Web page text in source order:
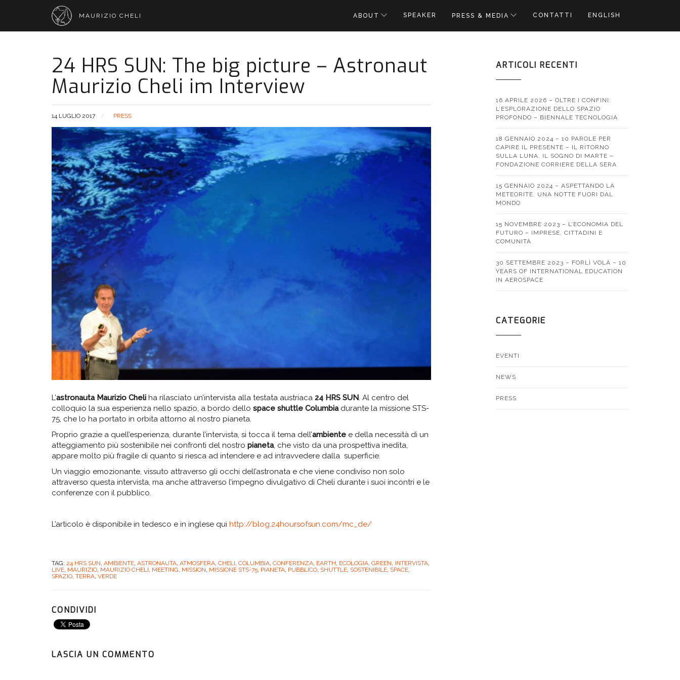
MAURIZIO CHELI ABOUT SPEAKER PRESS & MEDIA CONTATTI ENGLISH
24 HRS SUN: The big picture – Astronaut
Maurizio Cheli im Interview
14 LUGLIO 2017 PRESS
L’astronauta Maurizio Cheli ha rilasciato un’intervista alla testata austriaca 24 HRS SUN. Al centro del
colloquio la sua esperienza nello spazio, a bordo dello space shuttle Columbiadurante la missione STS-
75, che lo ha portato in orbita attorno al nostro pianeta.
Proprio grazie a quell’esperienza, durante l’intervista, si tocca il tema dell’ambiente e della necessità di un
atteggiamento più sostenibile nei confronti del nostro pianeta, che visto da una prospettiva inedita,
appare molto più fragile di quanto si riesca ad intendere e ad intravvedere dalla superficie.
Un viaggio emozionante, vissuto attraverso gli occhi dell’astronata e che viene condiviso non solo
attraverso questa intervista, ma anche attraverso l’impegno divulgativo di Cheli durante i suoi incontri e le
conferenze con il pubblico.
L’articolo è disponibile in tedesco e in inglese qui http://blog.24hoursofsun.com/mc_de/
TAG: 24 HRS SUN AMBIENTE ASTRONAUTA ATMOSFERA CHELI COLUMBIA CONFERENZA EARTH ECOLOGIA GREEN INTERVISTA
LIVE MAURIZIO MAURIZIO CHELI MEETING MISSION MISSIONE STS-75 PIANETA PUBBLICO SHUTTLE SOSTENIBILE SPACE
SPAZIO TERRA VERDE
CONDIVIDI
LASCIA UN COMMENTO
ARTICOLI RECENTI
16 APRILE 2026 – OLTRE I CONFINI:
L’ESPLORAZIONE DELLO SPAZIO
PROFONDO – BIENNALE TECNOLOGIA
18 GENNAIO 2024 – 10 PAROLE PER
CAPIRE IL PRESENTE – IL RITORNO
SULLA LUNA, IL SOGNO DI MARTE –
FONDAZIONE CORRIERE DELLA SERA
15 GENNAIO 2024 – ASPETTANDO LA
METEORITE. UNA NOTTE FUORI DAL
MONDO
15 NOVEMBRE 2023 – L’ECONOMIA DEL
FUTURO – IMPRESE, CITTADINI E
COMUNITÀ
30 SETTEMBRE 2023 – FORLÌ VOLA – 10
YEARS OF INTERNATIONAL EDUCATION
IN AEROSPACE
CATEGORIE
EVENTI
NEWS
PRESS